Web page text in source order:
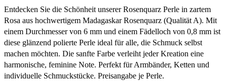
Entdecken Sie die Schönheit unserer Rosenquarz Perle in zartem
Rosa aus hochwertigem Madagaskar Rosenquarz (Qualität A). Mit
einem Durchmesser von 6 mm und einem Fädelloch von 0,8 mm ist
diese glänzend polierte Perle ideal für alle, die Schmuck selbst
machen möchten. Die sanfte Farbe verleiht jeder Kreation eine
harmonische, feminine Note. Perfekt für Armbänder, Ketten und
individuelle Schmuckstücke. Preisangabe je Perle.